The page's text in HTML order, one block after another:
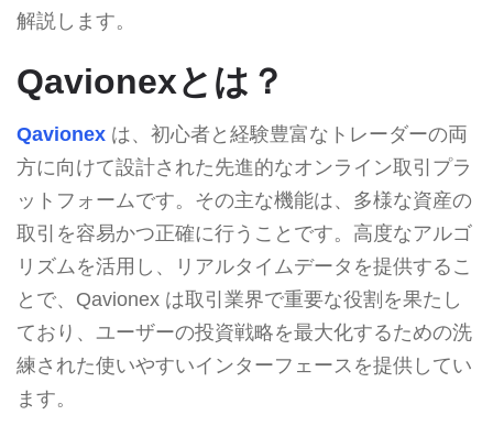
解説します。
Qavionexとは？
Qavionex は、初心者と経験豊富なトレーダーの両
方に向けて設計された先進的なオンライン取引プラ
ットフォームです。その主な機能は、多様な資産の
取引を容易かつ正確に行うことです。高度なアルゴ
リズムを活用し、リアルタイムデータを提供するこ
とで、Qavionex は取引業界で重要な役割を果たし
ており、ユーザーの投資戦略を最大化するための洗
練された使いやすいインターフェースを提供してい
ます。